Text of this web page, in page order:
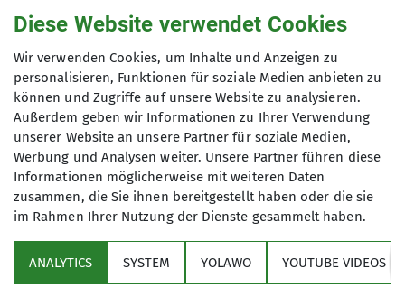
Schneeschuhtouren Winter 2025-
2026.pdf
Detailbeschreibungen zu den Touren
sind zukünftig unter unserem neuen
Buchungssystem "YOLAWO" zu finden,
auf dem ihr euch, ab dieser Saison zur
jeweiligen Tour auch anmelden
werdet. Die Tourenbeschreibungen
werden wir spätestens wenige Tage
vor der jeweiligen Tour in YOLAWO
einstellen. Schaut einfach öfters mal
rein.
Wer möchte kann sich auch per Mail
Fahrkosten und Parkkosten: ca. 20 €
Maximale Teilnehmeranzahl
12
Sektion
Diese Website verwendet Cookies
Wir verwenden Cookies, um Inhalte und Anzeigen zu
personalisieren, Funktionen für soziale Medien anbieten zu
können und Zugriffe auf unsere Website zu analysieren.
Außerdem geben wir Informationen zu Ihrer Verwendung
unserer Website an unsere Partner für soziale Medien,
Werbung und Analysen weiter. Unsere Partner führen diese
Informationen möglicherweise mit weiteren Daten
zusammen, die Sie ihnen bereitgestellt haben oder die sie
im Rahmen Ihrer Nutzung der Dienste gesammelt haben.
ANALYTICS SYSTEM YOLAWO YOUTUBE VIDEOS